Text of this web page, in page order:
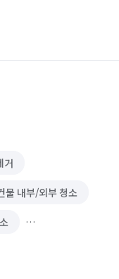
거
물 내부/외부 청소